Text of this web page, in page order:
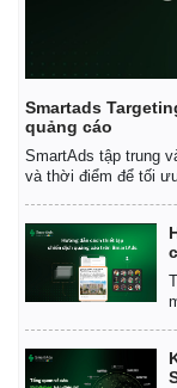
Smartads
quảng cáo
SmartAds tập trung
và thời điểm để tối